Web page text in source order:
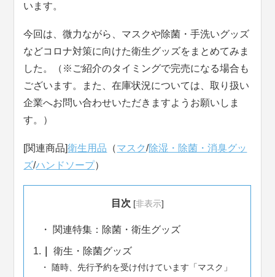
います。
今回は、微力ながら、マスクや除菌・手洗いグッズ
などコロナ対策に向けた衛生グッズをまとめてみま
した。（※ご紹介のタイミングで完売になる場合も
ございます。また、在庫状況については、取り扱い
企業へお問い合わせいただきますようお願いしま
す。）
[関連商品]衛生用品 （マスク/除湿・除菌・消臭グッ
ズ/ハンドソープ）
目次 [非表示]
関連特集：除菌・衛生グッズ
1. 衛生・除菌グッズ
随時、先行予約を受け付けています「マスク」